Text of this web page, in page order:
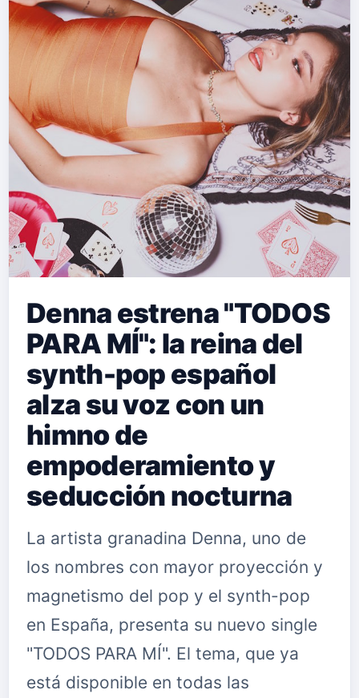
Denna estrena "TODOS
PARA MÍ": la reina del
synth-pop español
alza su voz con un
himno de
empoderamiento y
seducción nocturna
La artista granadina Denna, uno de
los nombres con mayor proyección y
magnetismo del pop y el synth-pop
en España, presenta su nuevo single
"TODOS PARA MÍ". El tema, que ya
está disponible en todas las